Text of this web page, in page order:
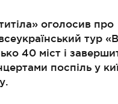
оголосив про
тур
40 міст і
поспіль у